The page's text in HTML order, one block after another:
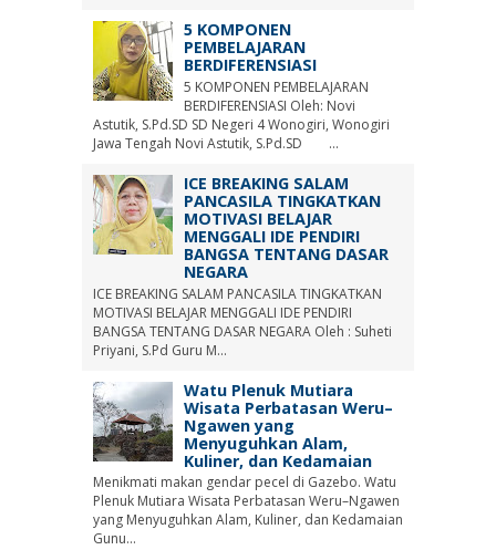
5 KOMPONEN
PEMBELAJARAN
BERDIFERENSIASI
5 KOMPONEN PEMBELAJARAN
BERDIFERENSIASI Oleh: Novi
Astutik, S.Pd.SD SD Negeri 4 Wonogiri, Wonogiri
Jawa Tengah Novi Astutik, S.Pd.SD ...
ICE BREAKING SALAM
PANCASILA TINGKATKAN
MOTIVASI BELAJAR
MENGGALI IDE PENDIRI
BANGSA TENTANG DASAR
NEGARA
ICE BREAKING SALAM PANCASILA TINGKATKAN
MOTIVASI BELAJAR MENGGALI IDE PENDIRI
BANGSA TENTANG DASAR NEGARA Oleh : Suheti
Priyani, S.Pd Guru M...
Watu Plenuk Mutiara
Wisata Perbatasan Weru–
Ngawen yang
Menyuguhkan Alam,
Kuliner, dan Kedamaian
Menikmati makan gendar pecel di Gazebo. Watu
Plenuk Mutiara Wisata Perbatasan Weru–Ngawen
yang Menyuguhkan Alam, Kuliner, dan Kedamaian
Gunu...